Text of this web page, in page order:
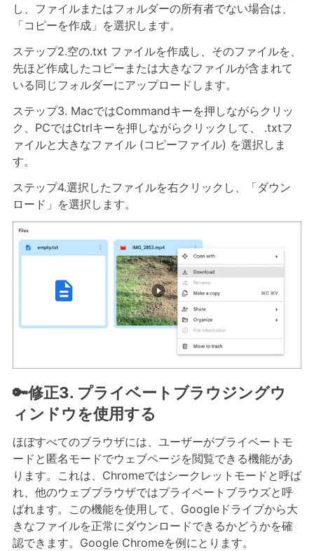
し、ファイルまたはフォルダーの所有者でない場合は、
「コピーを作成」を選択します。
ステップ2.空の.txt ファイルを作成し、そのファイルを、
先ほど作成したコピーまたは大きなファイルが含まれて
いる同じフォルダーにアップロードします。
ステップ3. MacではCommandキーを押しながらクリッ
ク、PCではCtrlキーを押しながらクリックして、 .txtフ
ァイルと大きなファイル (コピーファイル) を選択しま
す。
ステップ4.選択したファイルを右クリックし、「ダウン
ロード」を選択します。
🔑修正3. プライベートブラウジングウ
ィンドウを使用する
ほぼすべてのブラウザには、ユーザーがプライベートモ
ードと匿名モードでウェブページを閲覧できる機能があ
ります。これは、Chromeではシークレットモードと呼ば
れ、他のウェブブラウザではプライベートブラウズと呼
ばれます。この機能を使用して、Googleドライブから大
きなファイルを正常にダウンロードできるかどうかを確
認できます。Google Chromeを例にとります。